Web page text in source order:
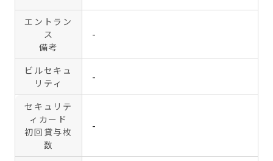
エントラン
ス
備考
-
ビルセキュ
リティ
-
セキュリテ
ィカード
初回貸与枚
数
-